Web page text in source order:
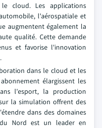
cloud. Les applications
l'aérospatiale et
augmentent également la
qualité. Cette demande
et favorise l'innovation
dans le cloud et les
élargissent les
l'esport, la production
la simulation offrent des
dans des domaines
Nord est un leader en